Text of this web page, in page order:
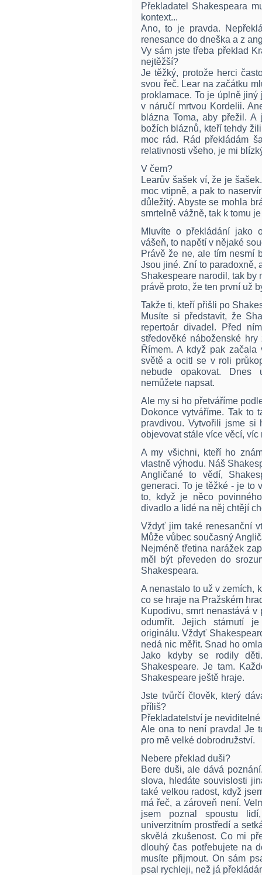
Překladatel Shakespeara
kontext...
Ano, to je pravda.
renesance do dneška a z
Vy sám jste třeba překlad
nejtěžší?
Je těžký, protože herci
svou řeč. Lear na začátku
proklamace. To je úplně
v náručí mrtvou Kordelii.
blázna Toma, aby přežil.
božích bláznů, kteří tehdy
moc rád. Rád překládám
relativnosti všeho, je mi
V čem?
Learův šašek ví, že je
moc vtipně, a pak to
důležitý. Abyste se mohla
smrtelně vážně, tak k tomu
Mluvíte o překládání jako
vášeň, to napětí v nějaké
Právě že ne, ale tím nesmí
Jsou jiné. Zní to paradoxně,
Shakespeare narodil, tak by
právě proto, že ten první už
Takže ti, kteří přišli po
Musíte si představit, že
repertoár divadel. Před
středověké náboženské
Římem. A když pak
světě a ocitl se v roli
nebude opakovat. Dnes
nemůžete napsat.
Ale my si ho přetváříme
Dokonce vytváříme. Tak to
pravdivou. Vytvořili jsme
objevovat stále více věcí, víc
A my všichni, kteří ho
vlastně výhodu. Náš
Angličané to vědí,
generaci. To je těžké - je to
to, když je něco
divadlo a lidé na něj chtějí
Vždyť jim také renesanční
Může vůbec současný
Nejméně třetina narážek
měl být převeden do
Shakespeara.
A nenastalo to už v zemích,
co se hraje na Pražském
Kupodivu, smrt nenastává v
odumřít. Jejich stárnutí
originálu. Vždyť
nedá nic měřit. Snad ho
Jako kdyby se rodily
Shakespeare. Je tam.
Shakespeare ještě hraje.
Jste tvůrčí člověk, který
příliš?
Překladatelství je
Ale ona to není pravda! Je
pro mě velké dobrodružství.
Nebere překlad duši?
Bere duši, ale dává
slova, hledáte souvislosti
také velkou radost, když
má řeč, a zároveň není.
jsem poznal spoustu
univerzitním prostředí a
skvělá zkušenost. Co mi
dlouhý čas potřebujete na
musíte přijmout. On sám
psal rychleji, než já